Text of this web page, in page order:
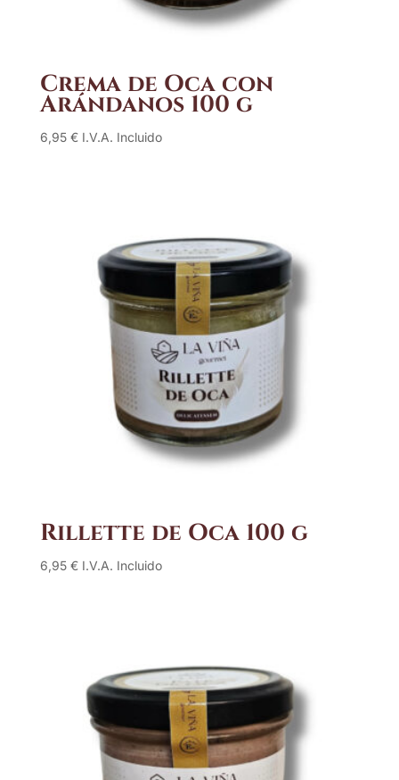
Crema de Oca con
Arándanos 100 g
6,95 € I.V.A. Incluido
Rillette de Oca 100 g
6,95 € I.V.A. Incluido